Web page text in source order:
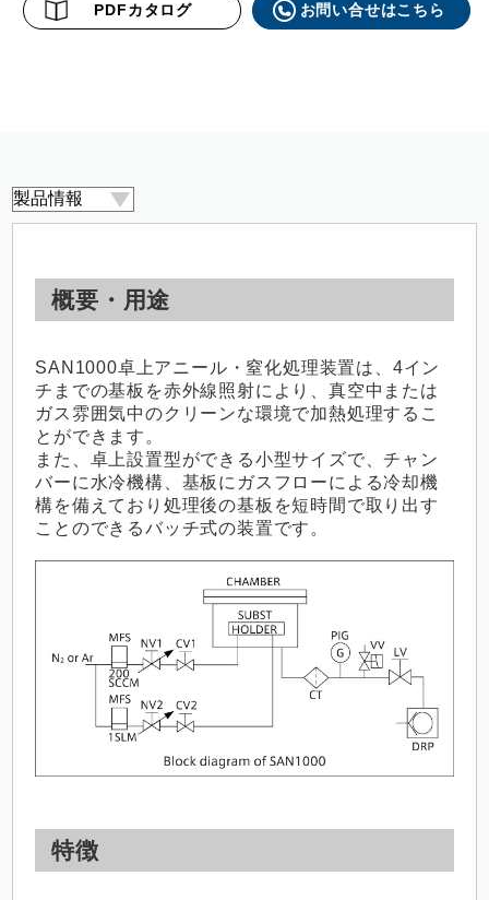
PDFカタログ お問い合せはこちら
概要・用途
SAN1000卓上アニール・窒化処理装置は、 4イン
チまでの基板を赤外線照射により、真空中または
ガス雰囲気中のクリーンな環境で加熱処理するこ
とができます。
また、卓上設置型ができる小型サイズで、チャン
バーに水冷機構、基板にガスフローによる冷却機
構を備えており処理後の基板を短時間で取り出す
ことのできるバッチ式の装置です。
特徴